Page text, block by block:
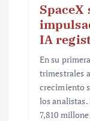
IA
En su
trimestrales
crecimiento
los
7,810